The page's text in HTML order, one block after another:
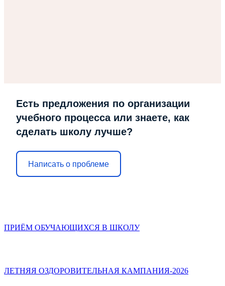
Есть предложения по организации
учебного процесса или знаете, как
сделать школу лучше?
Написать о проблеме
ПРИЁМ ОБУЧАЮЩИХСЯ В ШКОЛУ
ЛЕТНЯЯ ОЗДОРОВИТЕЛЬНАЯ КАМПАНИЯ-2026